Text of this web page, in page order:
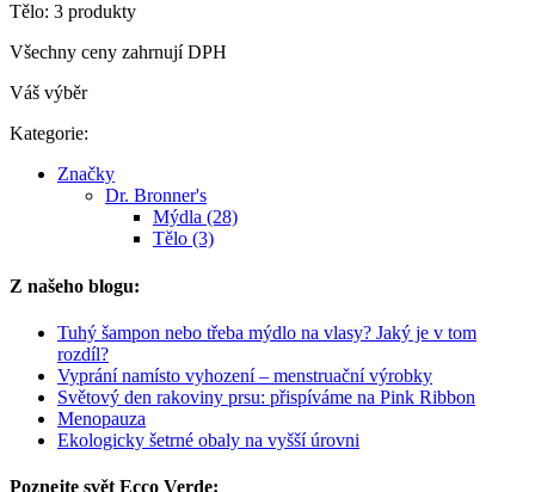
Tělo: 3 produkty
Všechny ceny zahrnují DPH
Váš výběr
Kategorie:
Značky
Dr. Bronner's
Mýdla (28)
Tělo (3)
Z našeho blogu:
Tuhý šampon nebo třeba mýdlo na vlasy? Jaký je v tom
rozdíl?
Vyprání namísto vyhození – menstruační výrobky
Světový den rakoviny prsu: přispíváme na Pink Ribbon
Menopauza
Ekologicky šetrné obaly na vyšší úrovni
Poznejte svět Ecco Verde: